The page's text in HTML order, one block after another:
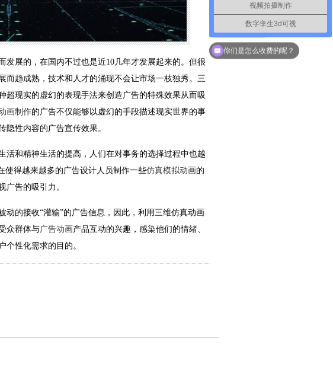
发展的，在国内不过也是近10几年才发展起来的。但很
而趋成熟，技术和人才的涌现不会让市场一枝独秀。三
现实的虚幻的表现手法来创造广告的特殊效果从而吸
画制作的广告不仅能够以虚幻的手段描述现实世界的事
性内容的广告宣传效果。
活和精神生活的提高，人们在对事务的选择过程中也越
使得越来越多的广告设计人员制作一些仿真模拟动画的
广告的吸引力。
的接收“灌输”的广告信息，因此，利用三维仿真动画
众群体与广告动画产品互动的兴趣，感染他们的情绪、
个性化需求的目的。
视频拍摄制作
数字孪生3d可视
你们是怎么收费的呢？
如何联系你们